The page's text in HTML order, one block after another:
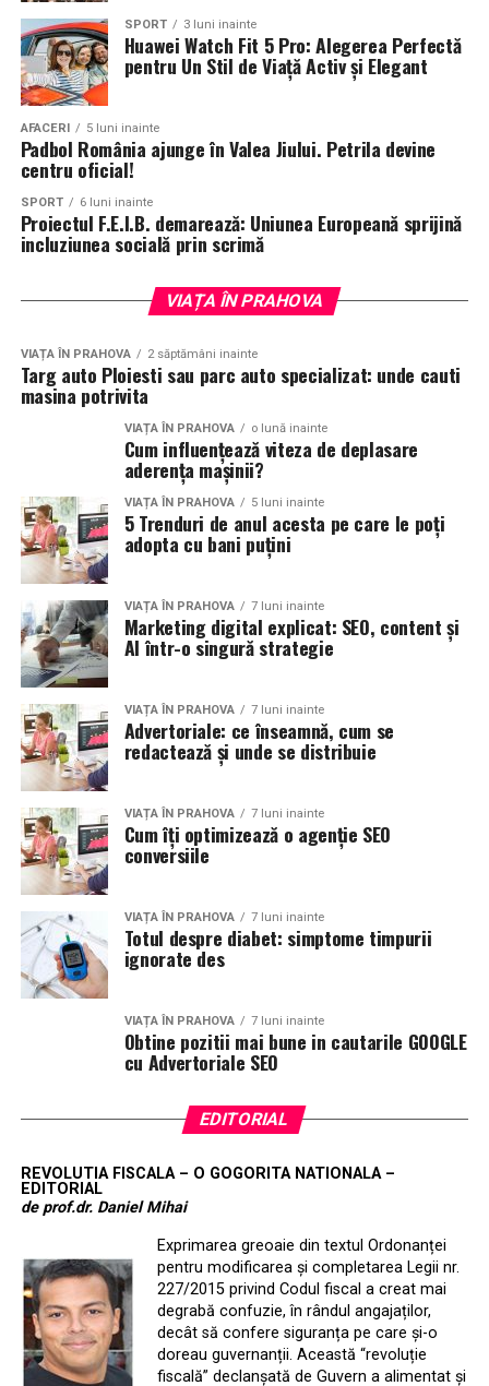
SPORT 3 luni inainte
Huawei Watch Fit 5 Pro: Alegerea Perfectă
pentru Un Stil de Viață Activ și Elegant
AFACERI 5 luni inainte
Padbol România ajunge în Valea Jiului. Petrila devine
centru oficial!
SPORT 6 luni inainte
Proiectul F.E.I.B. demarează: Uniunea Europeană sprijină
incluziunea socială prin scrimă
VIAȚA ÎN PRAHOVA
VIAȚA ÎN PRAHOVA 2 săptămâni inainte
Targ auto Ploiesti sau parc auto specializat: unde cauti
masina potrivita
VIAȚA ÎN PRAHOVA o lună inainte
Cum influențează viteza de deplasare
aderența mașinii?
VIAȚA ÎN PRAHOVA 5 luni inainte
5 Trenduri de anul acesta pe care le poți
adopta cu bani puțini
VIAȚA ÎN PRAHOVA 7 luni inainte
Marketing digital explicat: SEO, content și
AI într-o singură strategie
VIAȚA ÎN PRAHOVA 7 luni inainte
Advertoriale: ce înseamnă, cum se
redactează și unde se distribuie
VIAȚA ÎN PRAHOVA 7 luni inainte
Cum îți optimizează o agenție SEO
conversiile
VIAȚA ÎN PRAHOVA 7 luni inainte
Totul despre diabet: simptome timpurii
ignorate des
VIAȚA ÎN PRAHOVA 7 luni inainte
Obtine pozitii mai bune in cautarile GOOGLE
cu Advertoriale SEO
EDITORIAL
REVOLUTIA FISCALA – O GOGORITA NATIONALA –
EDITORIAL
de prof.dr. Daniel Mihai
Exprimarea greoaie din textul Ordonanței
pentru modificarea și completarea Legii nr.
227/2015 privind Codul fiscal a creat mai
degrabă confuzie, în rândul angajaților,
decât să confere siguranța pe care și-o
doreau guvernanții. Această “revoluție
fiscală” declanșată de Guvern a alimentat și